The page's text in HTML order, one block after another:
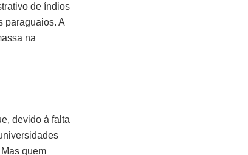
de índios
paraguaios. A
na
devido à falta
quem